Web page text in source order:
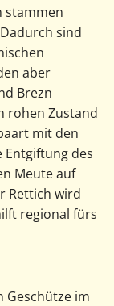
stammen
sind
aber
Brezn
rohen Zustand
mit den
des
Meute auf
Rettich wird
regional fürs
Geschütze im